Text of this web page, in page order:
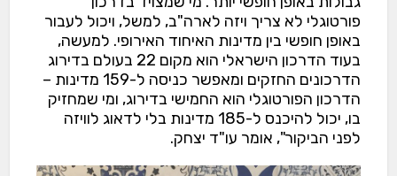
פורטוגלי לא צריך ויזה לארה"ב, למשל, ויכול לעבור
באופן חופשי בין מדינות האיחוד האירופי. למעשה,
בעוד הדרכון הישראלי הוא מקום 22 בעולם בדירוג
הדרכונים החזקים ומאפשר כניסה ל-159 מדינות –
הדרכון הפורטוגלי הוא החמישי בדירוג, ומי שמחזיק
בו, יכול להיכנס ל-185 מדינות בלי לדאוג לוויזה
לפני הביקור", אומר עו"ד יצחק.